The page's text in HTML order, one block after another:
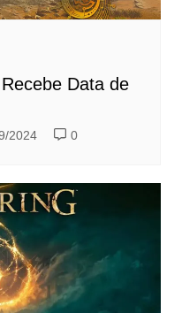
Data de
2024 0